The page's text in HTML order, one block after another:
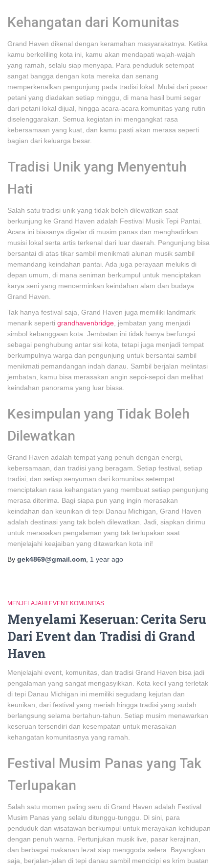
Kehangatan dari Komunitas
Grand Haven dikenal dengan keramahan masyarakatnya. Ketika
kamu berkeliling kota ini, kamu akan mendapati wajah-wajah
yang ramah, selalu siap menyapa. Para penduduk setempat
sangat bangga dengan kota mereka dan senang
memperkenalkan pengunjung pada tradisi lokal. Mulai dari pasar
petani yang diadakan setiap minggu, di mana hasil bumi segar
dari petani lokal dijual, hingga acara-acara komunitas yang rutin
diselenggarakan. Semua kegiatan ini mengangkat rasa
kebersamaan yang kuat, dan kamu pasti akan merasa seperti
bagian dari keluarga besar.
Tradisi Unik yang Menyentuh
Hati
Salah satu tradisi unik yang tidak boleh dilewatkan saat
berkunjung ke Grand Haven adalah Festival Musik Tepi Pantai.
Acara ini biasanya digelar di musim panas dan menghadirkan
musisi lokal serta artis terkenal dari luar daerah. Pengunjung bisa
bersantai di atas tikar sambil menikmati alunan musik sambil
memandang keindahan pantai. Ada juga perayaan melukis di
depan umum, di mana seniman berkumpul untuk menciptakan
karya seni yang mencerminkan keindahan alam dan budaya
Grand Haven.
Tak hanya festival saja, Grand Haven juga memiliki landmark
menarik seperti grandhavenbridge , jembatan yang menjadi
simbol kebanggaan kota. Jembatan ini tidak hanya berfungsi
sebagai penghubung antar sisi kota, tetapi juga menjadi tempat
berkumpulnya warga dan pengunjung untuk bersantai sambil
menikmati pemandangan indah danau. Sambil berjalan melintasi
jembatan, kamu bisa merasakan angin sepoi-sepoi dan melihat
keindahan panorama yang luar biasa.
Kesimpulan yang Tidak Boleh
Dilewatkan
Grand Haven adalah tempat yang penuh dengan energi,
kebersamaan, dan tradisi yang beragam. Setiap festival, setiap
tradisi, dan setiap senyuman dari komunitas setempat
menciptakan rasa kehangatan yang membuat setiap pengunjung
merasa diterima. Bagi siapa pun yang ingin merasakan
keindahan dan keunikan di tepi Danau Michigan, Grand Haven
adalah destinasi yang tak boleh dilewatkan. Jadi, siapkan dirimu
untuk merasakan pengalaman yang tak terlupakan saat
menjelajahi keajaiban yang ditawarkan kota ini!
By gek4869@gmail.com 1 year ago
MENJELAJAHI EVENT KOMUNITAS
Menyelami Keseruan: Cerita Seru
Dari Event dan Tradisi di Grand
Haven
Menjelajahi event, komunitas, dan tradisi Grand Haven bisa jadi
pengalaman yang sangat mengasyikkan. Kota kecil yang terletak
di tepi Danau Michigan ini memiliki segudang kejutan dan
keunikan, dari festival yang meriah hingga tradisi yang sudah
berlangsung selama bertahun-tahun. Setiap musim menawarkan
keseruan tersendiri dan kesempatan untuk merasakan
kehangatan komunitasnya yang ramah.
Festival Musim Panas yang Tak
Terlupakan
Salah satu momen paling seru di Grand Haven adalah Festival
Musim Panas yang selalu ditunggu-tunggu. Di sini, para
penduduk dan wisatawan berkumpul untuk merayakan kehidupan
dengan penuh warna. Pertunjukan musik live, pasar kerajinan,
dan berbagai makanan lezat siap menggoda selera. Bayangkan
saja, berjalan-jalan di tepi danau sambil mencicipi es krim buatan